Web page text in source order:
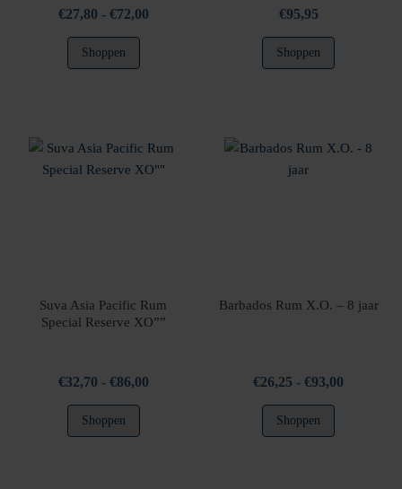
€27,80 - €72,00Prijsklasse:
Shoppen
Dit
product
Deze
optie
productpagina
€95,95
Shoppen
Suva Asia Pacific Rum
Special Reserve XO””
€32,70 - €86,00Prijsklasse:
Shoppen
Dit
product
Barbados Rum X.O. – 8 jaar
€26,25 - €93,00
Shoppen
Dit
product